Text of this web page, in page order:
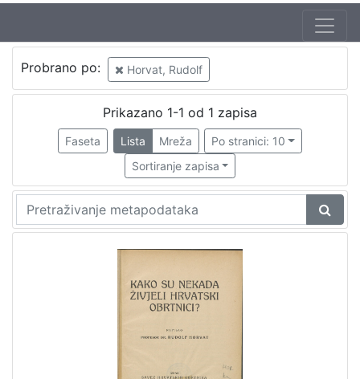
Probrano po: Horvat, Rudolf
Prikazano 1-1 od 1 zapisa
Faseta Lista Mreža
Po stranici: 10
Sortiranje zapisa